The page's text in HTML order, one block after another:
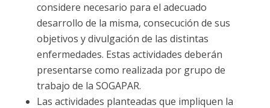
considere necesario para el adecuado
desarrollo de la misma, consecución de sus
objetivos y divulgación de las distintas
enfermedades. Estas actividades deberán
presentarse como realizada por grupo de
trabajo de la SOGAPAR.
Las actividades planteadas que impliquen la